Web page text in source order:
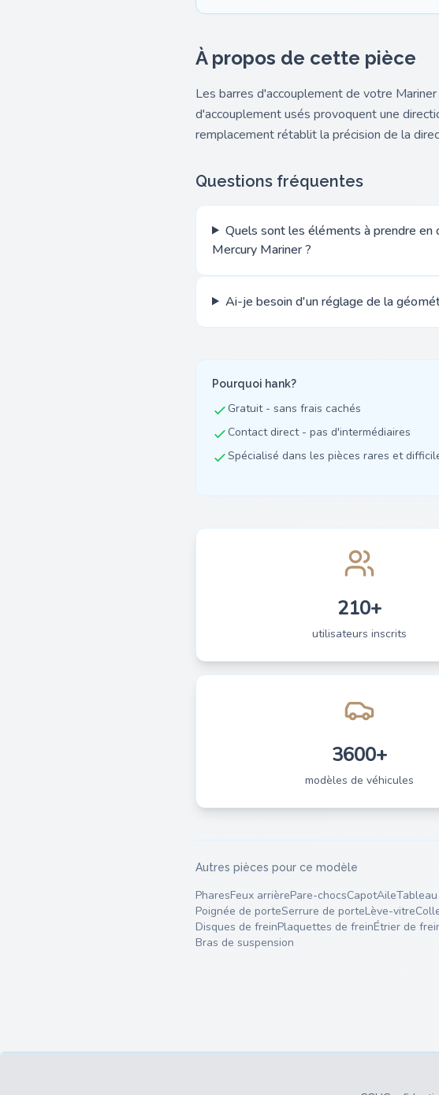
À propos de cette pièce
Les barres d'accouplement de votre
d'accouplement usés provoquent une
remplacement rétablit la précision de la
Questions fréquentes
Quels sont les éléments à prendre
Mercury Mariner ?
Ai-je besoin d'un réglage de la
Pourquoi hank?
Gratuit - sans frais cachés
Contact direct - pas d'intermédiaires
Spécialisé dans les pièces rares et
210+
utilisateurs inscrits
3600+
modèles de véhicules
Autres pièces pour ce modèle
PharesFeux arrièrePare-chocsCapotAile
Poignée de porteSerrure de porteLève-vitre
Disques de freinPlaquettes de freinÉtrier de
Bras de suspension